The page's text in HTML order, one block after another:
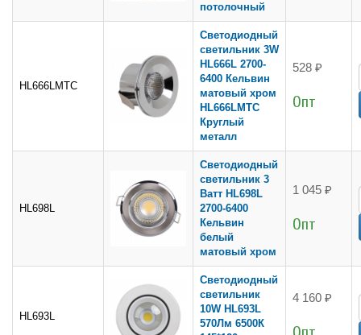
потолочный
HL666LMTC
Светодиодный
светильник 3W
HL666L 2700-
6400 Кельвин
матовый хром
HL666LMTC
Круглый
металл
528 ₽
Опт
HL698L
Светодиодный
светильник 3
Ватт HL698L
2700-6400
Кельвин
белый
матовый хром
1 045 ₽
Опт
HL693L
Светодиодный
светильник
10W HL693L
570Лм 6500К
4 160 ₽